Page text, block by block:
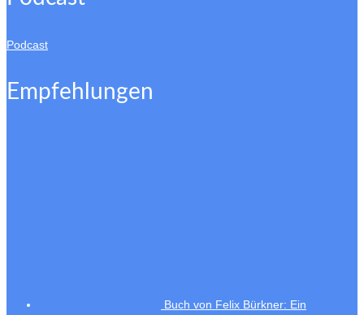
Podcast
Empfehlungen
Buch von Felix Bürkner: Ein